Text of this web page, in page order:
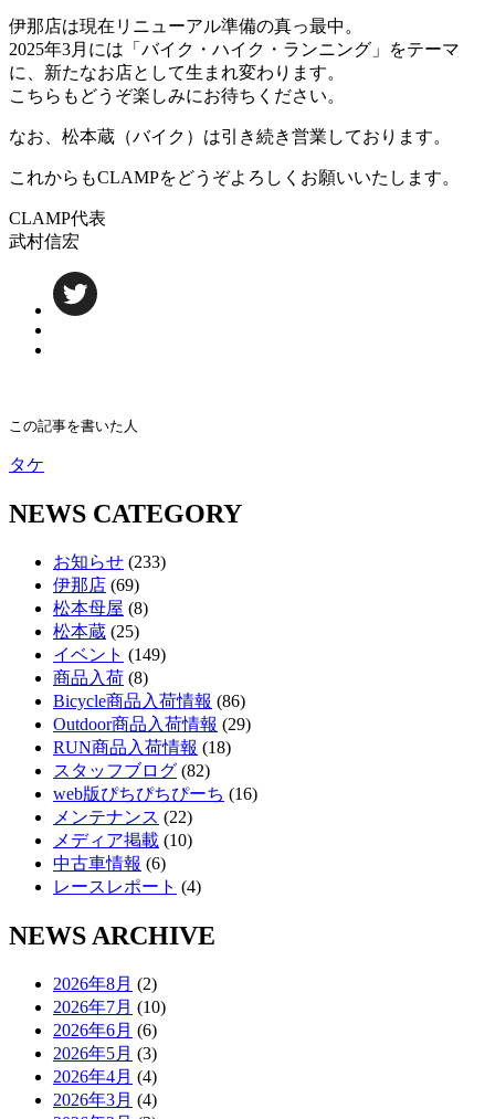
伊那店は現在リニューアル準備の真っ最中。
2025年3月には「バイク・ハイク・ランニング」をテーマ
に、新たなお店として生まれ変わります。
こちらもどうぞ楽しみにお待ちください。
なお、松本蔵（バイク）は引き続き営業しております。
これからもCLAMPをどうぞよろしくお願いいたします。
CLAMP代表
武村信宏
この記事を書いた人
タケ
NEWS CATEGORY
お知らせ (233)
伊那店 (69)
松本母屋 (8)
松本蔵 (25)
イベント (149)
商品入荷 (8)
Bicycle商品入荷情報 (86)
Outdoor商品入荷情報 (29)
RUN商品入荷情報 (18)
スタッフブログ (82)
web版ぴちぴちぴーち (16)
メンテナンス (22)
メディア掲載 (10)
中古車情報 (6)
レースレポート (4)
NEWS ARCHIVE
2026年8月 (2)
2026年7月 (10)
2026年6月 (6)
2026年5月 (3)
2026年4月 (4)
2026年3月 (4)